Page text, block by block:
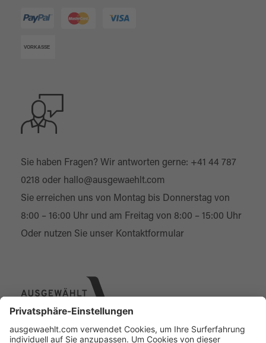
Sie haben Fragen? Wir antworten gerne: +41 44 787
0218 oder hallo@ausgewaehlt.com
Sie erreichen uns von Montag bis Donnerstag von
8:00 – 16:00 Uhr und am Freitag von 8:00 – 15:00 Uhr
Oder nutzen Sie unser Kontaktformular